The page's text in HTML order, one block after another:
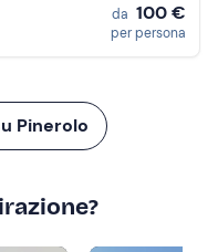
da 100 €
per persona
Pinerolo